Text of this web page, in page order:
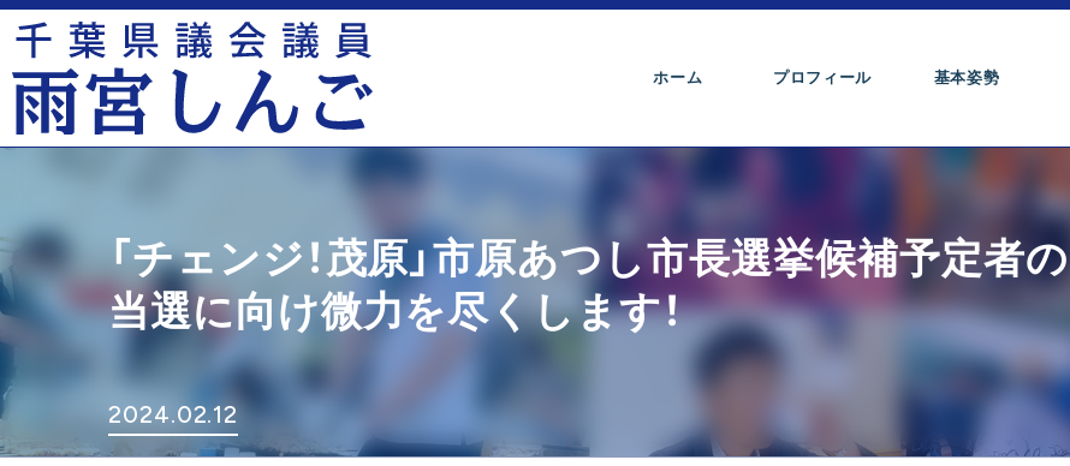
ホーム プロフィール 基本姿勢
「チェンジ！茂原」市原あつし市長選挙候補予定者の
当選に向け微力を尽くします！
2024.02.12